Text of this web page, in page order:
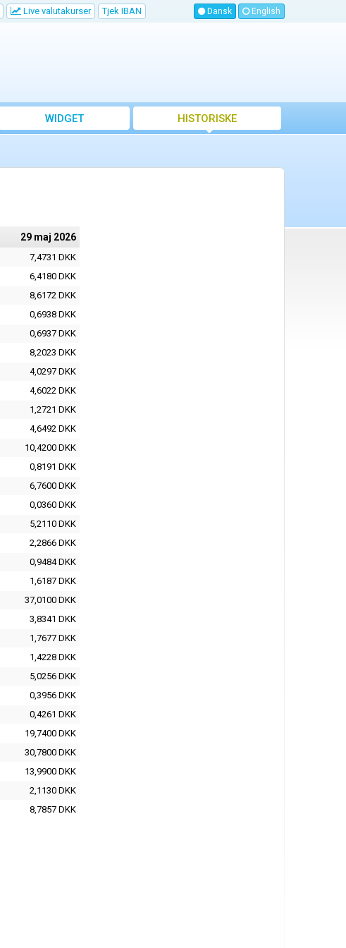
Live valutakurser Tjek IBAN Dansk English
WIDGET
HISTORISKE
VALUTAKURSER
29 maj 2026
7,4731 DKK
6,4180 DKK
8,6172 DKK
0,6938 DKK
0,6937 DKK
8,2023 DKK
4,0297 DKK
4,6022 DKK
1,2721 DKK
4,6492 DKK
10,4200 DKK
0,8191 DKK
6,7600 DKK
0,0360 DKK
5,2110 DKK
2,2866 DKK
0,9484 DKK
1,6187 DKK
37,0100 DKK
3,8341 DKK
1,7677 DKK
1,4228 DKK
5,0256 DKK
0,3956 DKK
0,4261 DKK
19,7400 DKK
30,7800 DKK
13,9900 DKK
2,1130 DKK
8,7857 DKK